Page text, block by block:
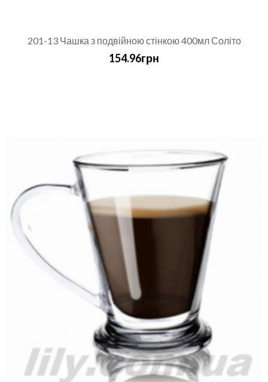
201-13 Чашка з подвійною стінкою 400мл Соліто
154.96грн